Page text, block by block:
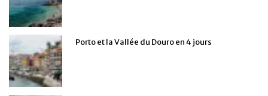
Porto et la Vallée du Douro en 4 jours